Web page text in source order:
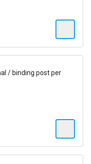
/ binding post per